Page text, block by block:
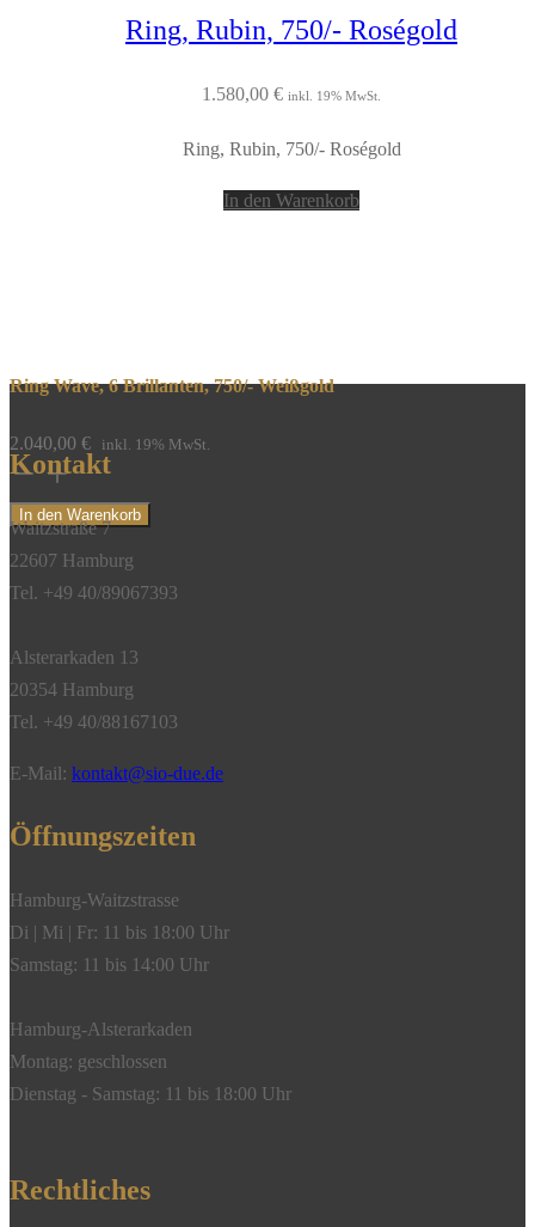
Ring, Rubin, 750/- Roségold
1.580,00 € inkl. 19% MwSt.
Ring, Rubin, 750/- Roségold
In den Warenkorb
Ring Wave, 6 Brillanten, 750/- Weißgold
2.040,00 € inkl. 19% MwSt.
Ring
Wave,
6
Brillanten,
750/-
Menge
In den Warenkorb
Kontakt
Waitzstraße 7
22607 Hamburg
Tel. +49 40/89067393
Alsterarkaden 13
20354 Hamburg
Tel. +49 40/88167103
E-Mail: kontakt@sio-due.de
Öffnungszeiten
Hamburg-Waitzstrasse
Di | Mi | Fr: 11 bis 18:00 Uhr
Samstag: 11 bis 14:00 Uhr
Hamburg-Alsterarkaden
Montag: geschlossen
Dienstag - Samstag: 11 bis 18:00 Uhr
Rechtliches